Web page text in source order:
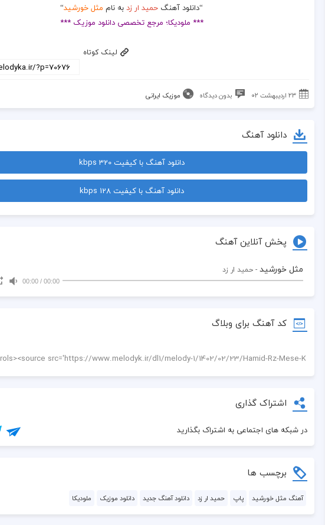
“دانلود آهنگ حمید ار زدبه نام مثل خورشید“
*** ملودیکا؛ مرجع تخصصی دانلود موزیک ***
لینک کوتاه
۲۳ اردیبهشت ۰۲ بدون دیدگاه موزیک ایرانی
دانلود آهنگ
دانلود آهنگ با کیفیت 320 kbps
دانلود آهنگ با کیفیت 128 kbps
پخش آنلاین آهنگ
مثل خورشید - حمید ار زد
00:00
/
00:00
کد آهنگ برای وبلاگ
اشتراک گذاری
در شبکه های اجتماعی به اشتراک بگذارید
برچسب ها
آهنگ مثل خورشید پاپ حمید ار زد دانلود آهنگ جدید دانلود موزیک ملودیکا